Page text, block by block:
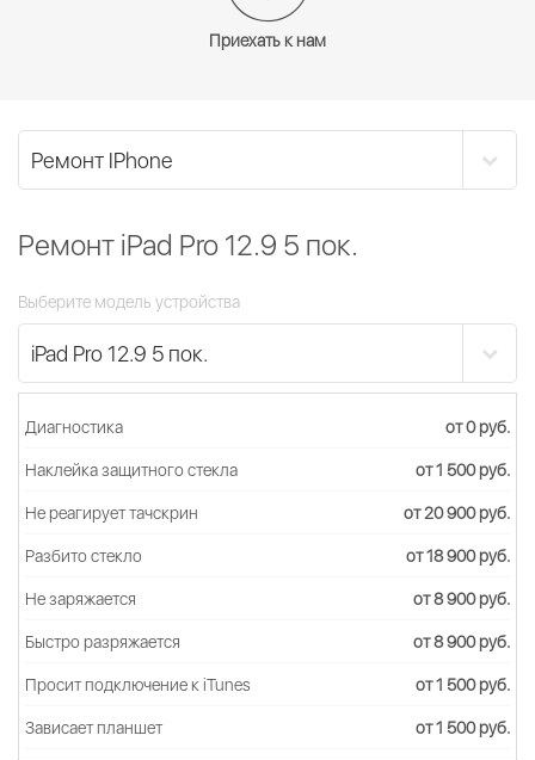
Приехать к нам
Ремонт iPad Pro 12.9 5 пок.
Выберите модель устройства
Диагностика от 0 руб.
Наклейка защитного стекла от 1 500 руб.
Не реагирует тачскрин от 20 900 руб.
Разбито стекло от 18 900 руб.
Не заряжается от 8 900 руб.
Быстро разряжается от 8 900 руб.
Просит подключение к iTunes от 1 500 руб.
Зависает планшет от 1 500 руб.